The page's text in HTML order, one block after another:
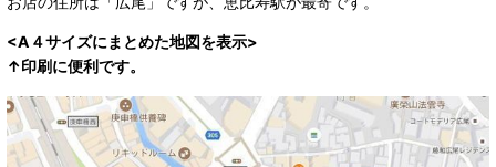
<A４サイズにまとめた地図を表示>
↑印刷に便利です。